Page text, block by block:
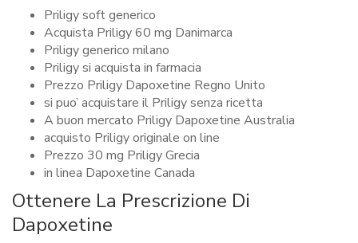
Priligy soft generico
Acquista Priligy 60 mg Danimarca
Priligy generico milano
Priligy si acquista in farmacia
Prezzo Priligy Dapoxetine Regno Unito
si puo’ acquistare il Priligy senza ricetta
A buon mercato Priligy Dapoxetine Australia
acquisto Priligy originale on line
Prezzo 30 mg Priligy Grecia
in linea Dapoxetine Canada
Ottenere La Prescrizione Di
Dapoxetine